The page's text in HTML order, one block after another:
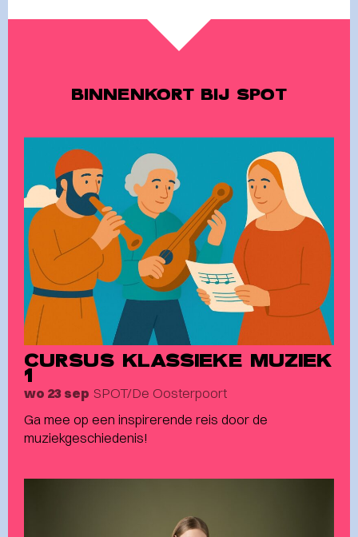
BINNENKORT BIJ SPOT
CURSUS KLASSIEKE MUZIEK
1
wo 23 sep SPOT/De Oosterpoort
Ga mee op een inspirerende reis door de
muziekgeschiedenis!